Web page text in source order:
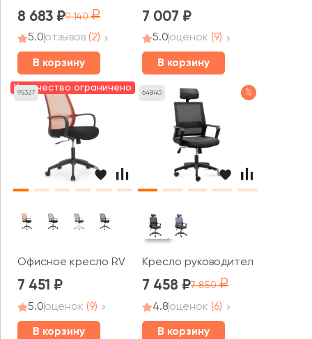
8 683 9 140
5.0отзывов (2)
В корзину
7 007
5.0оценок (9)
В корзину
95327
Количество ограничено
Офисное кресло RV ДИЗАЙН Фаст / Fast (W-207)
7 451
5.0оценок (9)
В корзину
64840 %
Кресло руководителя Norden
7 458 7 850
4.8оценок (6)
В корзину